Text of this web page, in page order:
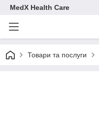
MedX Health Care
Товари та послуги